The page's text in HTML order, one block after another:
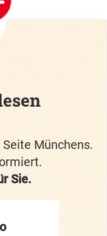
Münchens.
Sie.